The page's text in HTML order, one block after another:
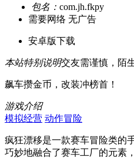
包名： com.jh.fkpy
需要网络 无广告
安卓版下载
本站特别说明交友需谨慎，陌
飙车攒金币，改装冲榜首！
游戏介绍
模拟经营 动作冒险
疯狂漂移是一款赛车冒险类的
巧妙地融合了赛车工厂的元素